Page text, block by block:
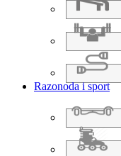
Razonoda i sport